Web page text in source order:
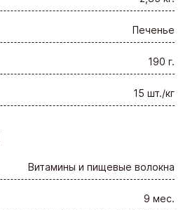
Печенье
190 г.
15 шт./кг
Витамины и пищевые волокна
9 мес.